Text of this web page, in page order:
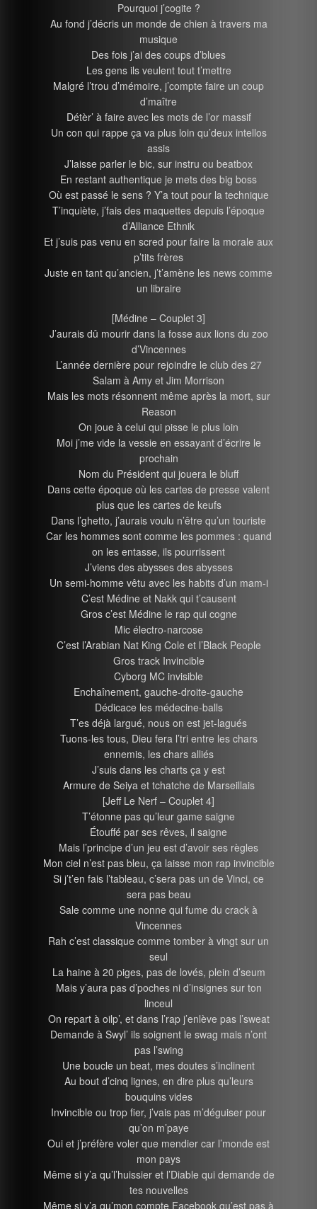
Pourquoi j’cogite ?
Au fond j’décris un monde de chien à travers ma
musique
Des fois j’ai des coups d’blues
Les gens ils veulent tout t’mettre
Malgré l’trou d’mémoire, j’compte faire un coup
d’maître
Détèr’ à faire avec les mots de l’or massif
Un con qui rappe ça va plus loin qu’deux intellos
assis
J’laisse parler le bic, sur instru ou beatbox
En restant authentique je mets des big boss
Où est passé le sens ? Y’a tout pour la technique
T’inquiète, j’fais des maquettes depuis l’époque
d’Alliance Ethnik
Et j’suis pas venu en scred pour faire la morale aux
p’tits frères
Juste en tant qu’ancien, j’t’amène les news comme
un libraire
[Médine – Couplet 3]
J’aurais dû mourir dans la fosse aux lions du zoo
d’Vincennes
L’année dernière pour rejoindre le club des 27
Salam à Amy et Jim Morrison
Mais les mots résonnent même après la mort, sur
Reason
On joue à celui qui pisse le plus loin
Moi j’me vide la vessie en essayant d’écrire le
prochain
Nom du Président qui jouera le bluff
Dans cette époque où les cartes de presse valent
plus que les cartes de keufs
Dans l’ghetto, j’aurais voulu n’être qu’un touriste
Car les hommes sont comme les pommes : quand
on les entasse, ils pourrissent
J’viens des abysses des abysses
Un semi-homme vêtu avec les habits d’un mam-i
C’est Médine et Nakk qui t’causent
Gros c’est Médine le rap qui cogne
Mic électro-narcose
C’est l’Arabian Nat King Cole et l’Black People
Gros track Invincible
Cyborg MC invisible
Enchaînement, gauche-droite-gauche
Dédicace les médecine-balls
T’es déjà largué, nous on est jet-lagués
Tuons-les tous, Dieu fera l’tri entre les chars
ennemis, les chars alliés
J’suis dans les charts ça y est
Armure de Seiya et tchatche de Marseillais
[Jeff Le Nerf – Couplet 4]
T’étonne pas qu’leur game saigne
Étouffé par ses rêves, il saigne
Mais l’principe d’un jeu est d’avoir ses règles
Mon ciel n’est pas bleu, ça laisse mon rap invincible
Si j’t’en fais l’tableau, c’sera pas un de Vinci, ce
sera pas beau
Sale comme une nonne qui fume du crack à
Vincennes
Rah c’est classique comme tomber à vingt sur un
seul
La haine à 20 piges, pas de lovés, plein d’seum
Mais y’aura pas d’poches ni d’insignes sur ton
linceul
On repart à oilp’, et dans l’rap j’enlève pas l’sweat
Demande à Swyl’ ils soignent le swag mais n’ont
pas l’swing
Une boucle un beat, mes doutes s’inclinent
Au bout d’cinq lignes, en dire plus qu’leurs
bouquins vides
Invincible ou trop fier, j’vais pas m’déguiser pour
qu’on m’paye
Oui et j’préfère voler que mendier car l’monde est
mon pays
Même si y’a qu’l’huissier et l’Diable qui demande de
tes nouvelles
Même si y’a qu’mon compte Facebook qu’est pas à